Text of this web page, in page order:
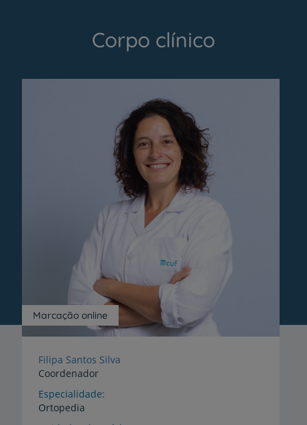
Corpo clínico
Marcação online
Filipa Santos Silva
Coordenador
Especialidade
Ortopedia